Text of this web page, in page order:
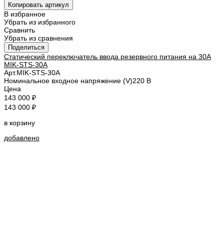
Копировать артикул
В избранное
Убрать из избранного
Сравнить
Убрать из сравнения
Поделиться
Статический переключатель ввода резервного питания на 30А
MIK-STS-30A
Арт.MIK-STS-30A
Номинальное входное напряжение (V)220 В
Цена
143 000 ₽
143 000 ₽
в корзину
добавлено